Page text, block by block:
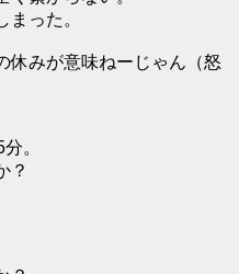
った。
休みが意味ねーじゃん（怒
。
？